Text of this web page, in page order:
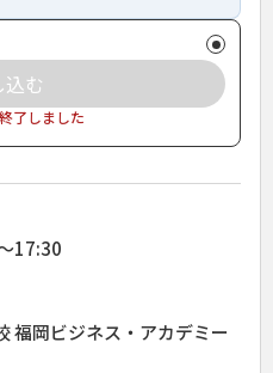
込む
了しました
17:30
福岡ビジネス・アカデミー